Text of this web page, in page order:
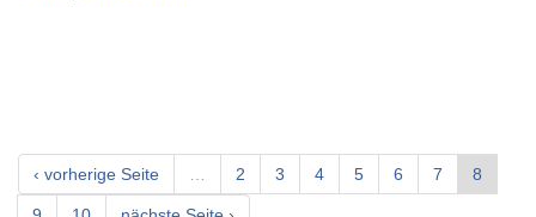
‹ vorherige Seite 2 3 4 5 6 7 8